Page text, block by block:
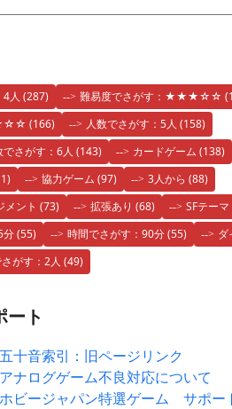
4人 (287) 難易度でさがす：★★★☆☆
(166) 人数でさがす：5人 (158)
でさがす：6人 (143) カードゲーム (138)
協力ゲーム (97) 3人から (88)
メント (73) 拡張あり (68) SFテーマ
分(55) 時間でさがす：90分(55) ダ
がす：2人 (49)
ート
五十音索引：旧ページリンク
アナログゲーム不良対応について
ホビージャパン特選ゲーム サポー